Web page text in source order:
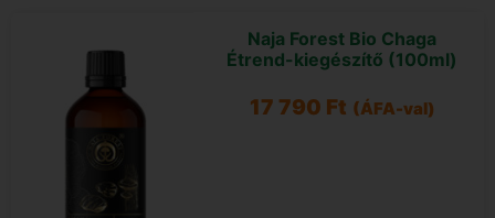
Naja Forest Bio Chaga
Étrend-kiegészítő (100ml)
17 790 Ft (ÁFA-val)